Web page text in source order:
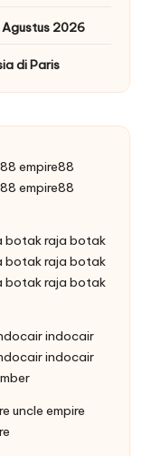
Agustus 2026
di Paris
empire88
empire88
botakraja botak
botakraja botak
botakraja botak
indocair
indocair
uncle empire